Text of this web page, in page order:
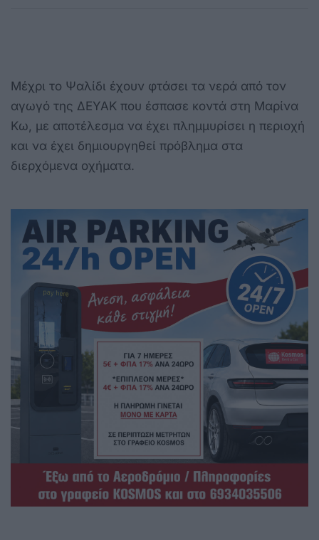
Μέχρι το Ψαλίδι έχουν φτάσει τα νερά από τον
αγωγό της ΔΕΥΑΚ που έσπασε κοντά στη Μαρίνα
Κω, με αποτέλεσμα να έχει πλημμυρίσει η περιοχή
και να έχει δημιουργηθεί πρόβλημα στα
διερχόμενα οχήματα.